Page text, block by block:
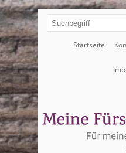
Startseite